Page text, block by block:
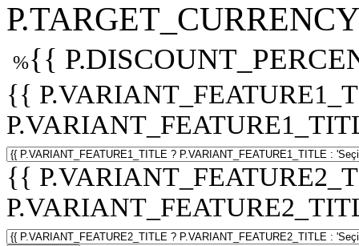
%{{
{{
{{